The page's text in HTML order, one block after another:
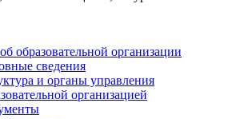
образовательной организации
сведения
и органы управления
организацией